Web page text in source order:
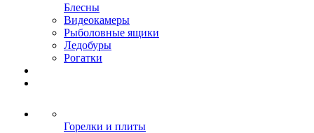
Блесны
Видеокамеры
Рыболовные ящики
Ледобуры
Рогатки
Горелки и плиты